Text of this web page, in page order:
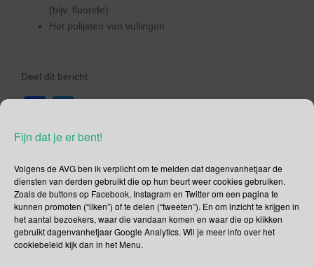
Fijn dat je er bent!
Volgens de AVG ben ik verplicht om te melden dat dagenvanhetjaar de
diensten van derden gebruikt die op hun beurt weer cookies gebruiken.
Zoals de buttons op Facebook, Instagram en Twitter om een pagina te
kunnen promoten (“liken”) of te delen (“tweeten”). En om inzicht te krijgen in
het aantal bezoekers, waar die vandaan komen en waar die op klikken
gebruikt dagenvanhetjaar Google Analytics. Wil je meer info over het
cookiebeleid kijk dan in het Menu.
(bijv. fluoride)
Het polijsten van vullingen
Deel dit bericht
F
a
c
e
b
o
o
T
wi
er
Januari colgate
Berichtnavigatie
8 januari – Werelddag van de alfabetisering, of niet?